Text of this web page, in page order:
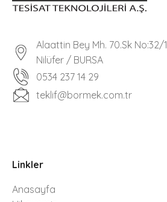
Alaattin Bey Mh. 70.Sk No:32/1
Nilüfer / BURSA
0534 237 14 29
teklif@bormek.com.tr
Linkler
Anasayfa